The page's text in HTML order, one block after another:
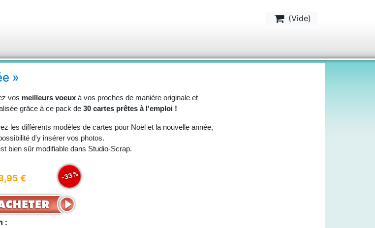
(Vide)
»
vos meilleurs voeux à vos proches de manière originale et
grâce à ce pack de 30 cartes prêtes à l'emploi !
les différents modèles de cartes pour Noël et la nouvelle année,
d'y insérer vos photos.
bien sûr modifiable dans Studio-Scrap.
€ -33%
: